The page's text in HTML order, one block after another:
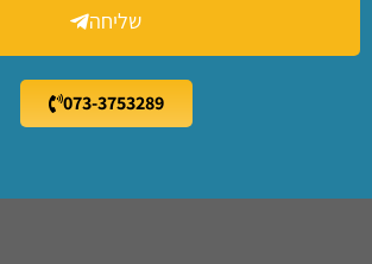
שליחה
073-3753289